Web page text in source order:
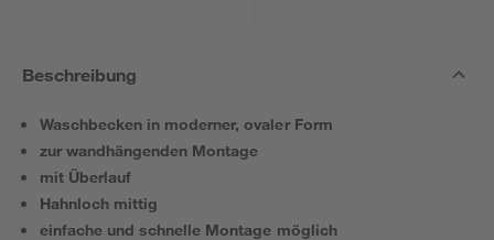
Beschreibung
Waschbecken in moderner, ovaler Form
zur wandhängenden Montage
mit Überlauf
Hahnloch mittig
einfache und schnelle Montage möglich